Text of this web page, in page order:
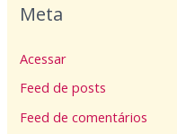
Meta
Acessar
Feed de posts
Feed de comentários